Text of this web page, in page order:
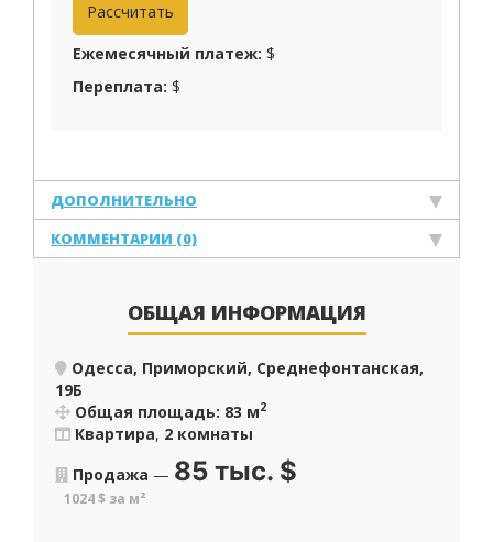
Ежемесячный платеж: $
Переплата: $
ДОПОЛНИТЕЛЬНО
КОММЕНТАРИИ (0)
ОБЩАЯ ИНФОРМАЦИЯ
Одесса, Приморский, Среднефонтанская,
19Б
Общая площадь: 83 м2
Квартира, 2 комнаты
Продажа — 85 тыс. $
1024 $ за м²